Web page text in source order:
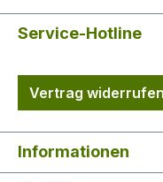
Wege-
Druckknopf
seitlichen
hohen
Service-Hotline
Vertrag widerrufen
Informationen